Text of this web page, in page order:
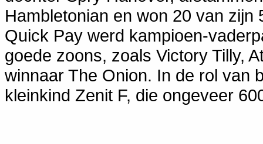
Hambletonian en won 20 van
Quick Pay werd kampioen-
goede zoons, zoals Victory Tilly,
winnaar The Onion. In de rol van
kleinkind Zenit F, die ongeveer